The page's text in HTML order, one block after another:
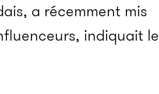
a récemment mis
indiquait le